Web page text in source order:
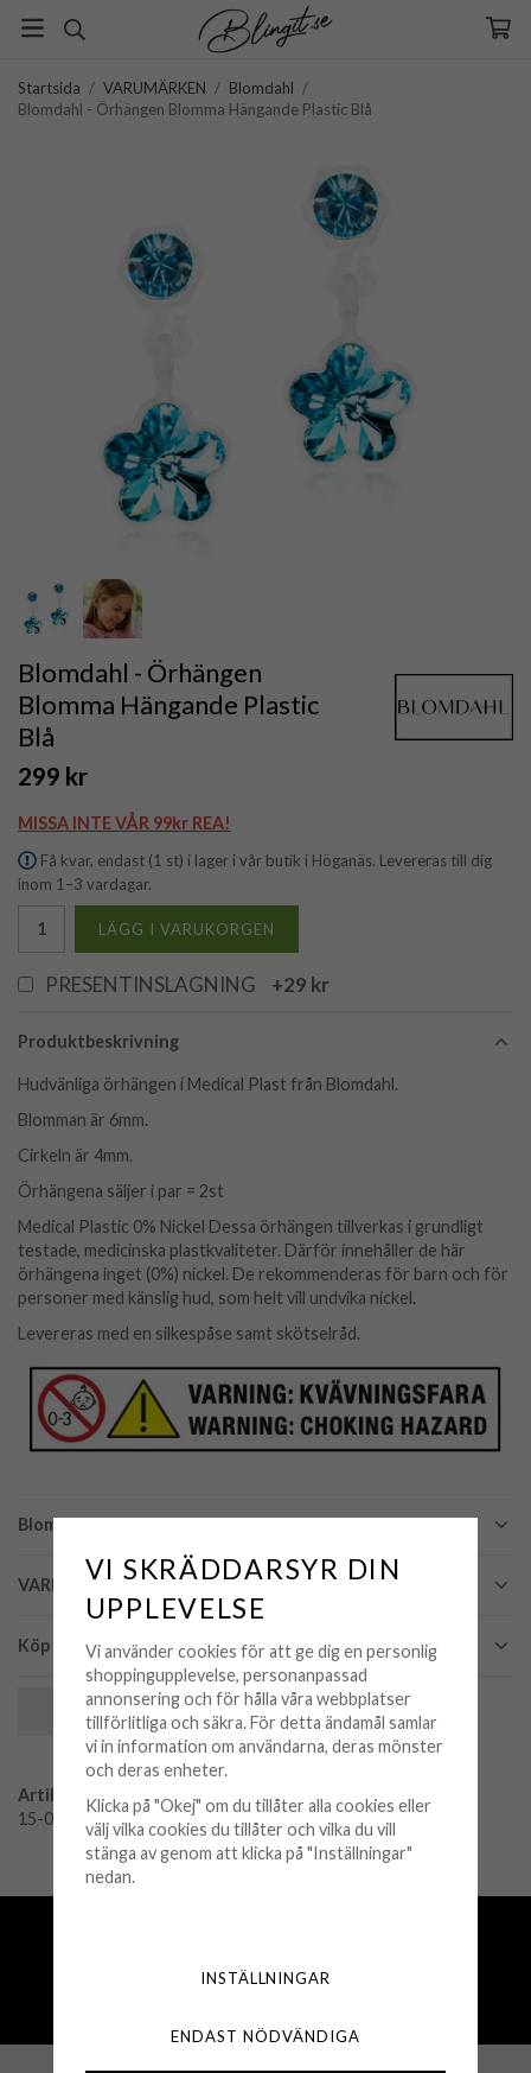
Startsida / VARUMÄRKEN / Blomdahl /
Blomdahl - Örhängen Blomma Hängande Plastic Blå
Blomdahl - Örhängen
Blomma Hängande Plastic
Blå
299 kr
MISSA INTE VÅR 99kr REA!
Få kvar, endast (1 st) i lager i vår butik i Höganäs. Levereras till dig
inom 1–3 vardagar.
LÄGG I VARUKORGEN
PRESENTINSLAGNING +29 kr
Produktbeskrivning
Blomdahl Medical - Plast
VARNING - KVÄVNINGSFARA
Köp och leveransvillkor
Hudvänliga örhängen i Medical Plast från Blomdahl.
Blomman är 6mm.
Cirkeln är 4mm.
Örhängena säljer i par = 2st
Medical Plastic 0% Nickel Dessa örhängen tillverkas i grundligt
testade, medicinska plastkvaliteter. Därför innehåller de här
örhängena inget (0%) nickel. De rekommenderas för barn och för
personer med känslig hud, som helt vill undvika nickel.
Levereras med en silkespåse samt skötselråd.
SPARA SOM FAVORIT
Artikelnummer:
15-0103-3005
250 000+ nöjda kunder sedan 2008
VI SKRÄDDARSYR DIN
UPPLEVELSE
Vi använder cookies för att ge dig en personlig
shoppingupplevelse, personanpassad
annonsering och för hålla våra webbplatser
tillförlitliga och säkra. För detta ändamål samlar
vi in information om användarna, deras mönster
och deras enheter.
Klicka på "Okej" om du tillåter alla cookies eller
välj vilka cookies du tillåter och vilka du vill
stänga av genom att klicka på "Inställningar"
nedan.
INSTÄLLNINGAR
ENDAST NÖDVÄNDIGA